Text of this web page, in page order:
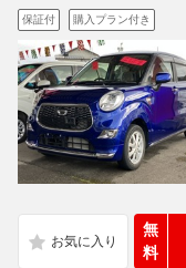
保証付 購入プラン付き
無
料